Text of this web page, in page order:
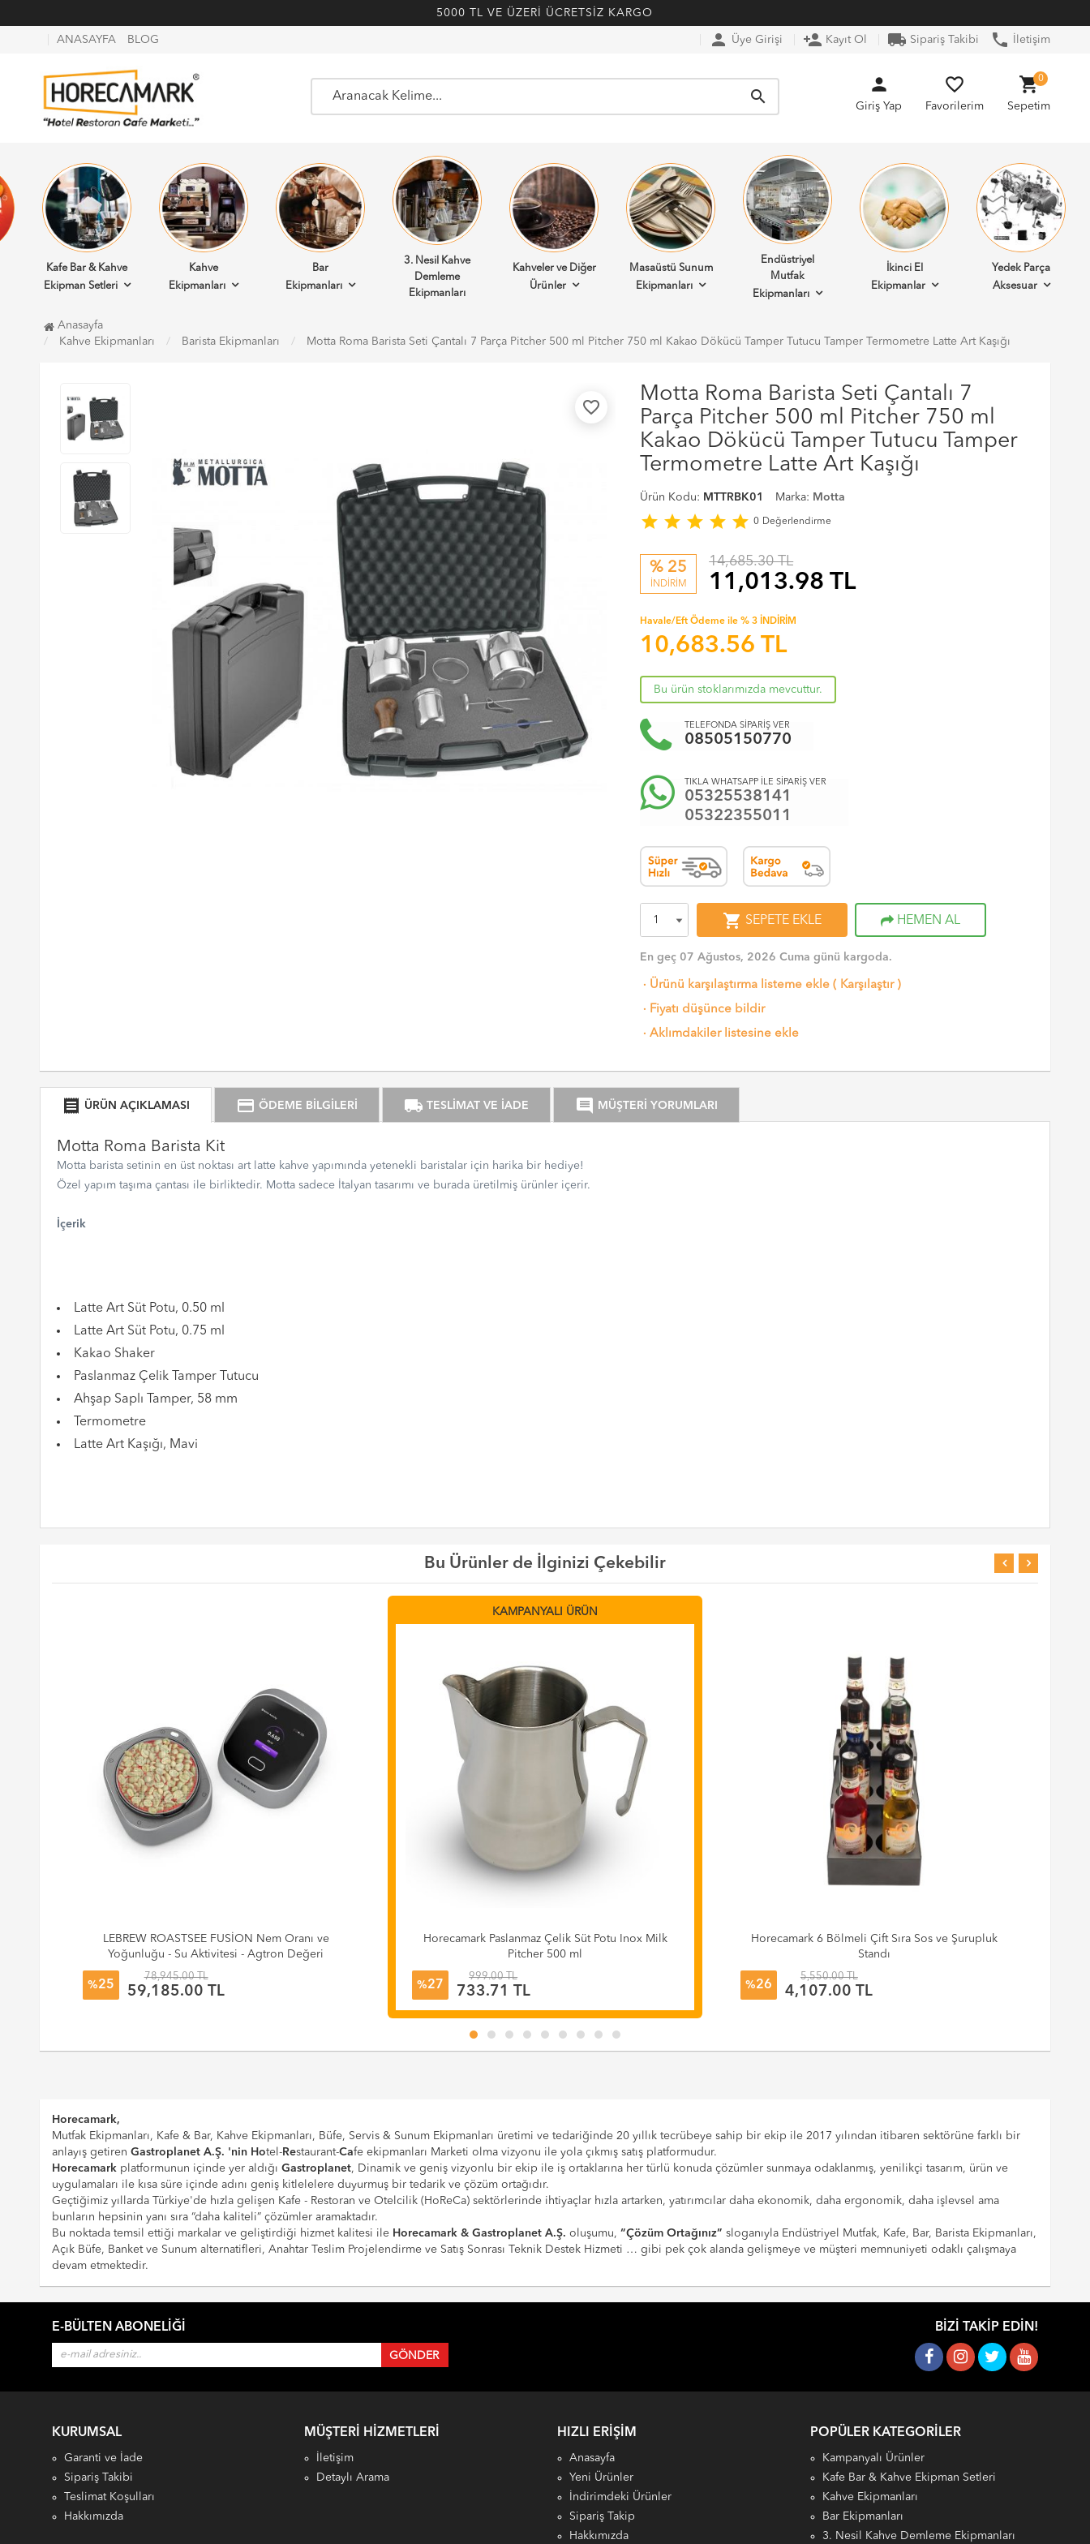
5000 TL VE ÜZERİ ÜCRETSİZ KARGO
ANASAYFA BLOG person Üye Girişi person_add Kayıt Ol local_shipping Sipariş Takibi phone İletişim
search
person
Giriş Yap
favorite_border
Favorilerim
shopping_cart
Sepetim
0
Kafe Bar & Kahve
Ekipman Setleri
Kahve
Ekipmanları
Bar
Ekipmanları
3. Nesil Kahve
Demleme
Ekipmanları
Kahveler ve Diğer
Ürünler
Masaüstü Sunum
Ekipmanları
Endüstriyel
Mutfak
Ekipmanları
İkinci El
Ekipmanlar
Yedek Parça
Aksesuar
Anasayfa
Kahve Ekipmanları
Barista Ekipmanları Motta Roma Barista Seti Çantalı 7 Parça Pitcher 500 ml Pitcher 750 ml Kakao Dökücü Tamper Tutucu Tamper Termometre Latte Art Kaşığı
favorite_border
Motta Roma Barista Seti Çantalı 7
Parça Pitcher 500 ml Pitcher 750 ml
Kakao Dökücü Tamper Tutucu Tamper
Termometre Latte Art Kaşığı
Ürün Kodu: MTTRBK01 Marka: Motta
star star star star star 0 Değerlendirme
% 25
İNDİRİM
14,685.30 TL
11,013.98 TL
Havale/Eft Ödeme ile % 3 İNDİRİM
10,683.56 TL
Bu ürün stoklarımızda mevcuttur.
TELEFONDA SİPARİŞ VER
08505150770
TIKLA WHATSAPP İLE SİPARİŞ VER
05325538141
05322355011
shopping_cart SEPETE EKLE HEMEN AL
En geç 07 Ağustos, 2026 Cuma günü kargoda.
· Ürünü karşılaştırma listeme ekle ( Karşılaştır)
· Fiyatı düşünce bildir
·Aklımdakiler listesine ekle
receipt ÜRÜN AÇIKLAMASI credit_card ÖDEME BİLGİLERİ local_shipping TESLİMAT VE İADE comment MÜŞTERİ YORUMLARI
Motta Roma Barista Kit
Motta barista setinin en üst noktası art latte kahve yapımında yetenekli baristalar için harika bir hediye!
Özel yapım taşıma çantası ile birliktedir. Motta sadece İtalyan tasarımı ve burada üretilmiş ürünler içerir.
İçerik
Latte Art Süt Potu, 0.50 ml
Latte Art Süt Potu, 0.75 ml
Kakao Shaker
Paslanmaz Çelik Tamper Tutucu
Ahşap Saplı Tamper, 58 mm
Termometre
Latte Art Kaşığı, Mavi
Bu Ürünler de İlginizi Çekebilir
LEBREW ROASTSEE FUSİON Nem Oranı ve
Yoğunluğu - Su Aktivitesi - Agtron Değeri
%25
78,945.00 TL
59,185.00 TL
KAMPANYALI ÜRÜN
Horecamark Paslanmaz Çelik Süt Potu Inox Milk
Pitcher 500 ml
%27
999.00 TL
733.71 TL
Horecamark 6 Bölmeli Çift Sıra Sos ve Şurupluk
Standı
%26
5,550.00 TL
4,107.00 TL
Horecamark,
Mutfak Ekipmanları, Kafe & Bar, Kahve Ekipmanları, Büfe, Servis & Sunum Ekipmanları üretimi ve tedariğinde 20 yıllık tecrübeye sahip bir ekip ile 2017 yılından itibaren sektörüne farklı bir
anlayış getiren Gastroplanet A.Ş. 'nin Hotel-Restaurant-Cafe ekipmanları Marketi olma vizyonu ile yola çıkmış satış platformudur.
Horecamarkplatformunun içinde yer aldığı Gastroplanet, Dinamik ve geniş vizyonlu bir ekip ile iş ortaklarına her türlü konuda çözümler sunmaya odaklanmış, yenilikçi tasarım, ürün ve
uygulamaları ile kısa süre içinde adını geniş kitlelelere duyurmuş bir tedarik ve çözüm ortağıdır.
Geçtiğimiz yıllarda Türkiye'de hızla gelişen Kafe - Restoran ve Otelcilik (HoReCa) sektörlerinde ihtiyaçlar hızla artarken, yatırımcılar daha ekonomik, daha ergonomik, daha işlevsel ama
bunların hepsinin yanı sıra “daha kaliteli” çözümler aramaktadır.
Bu noktada temsil ettiği markalar ve geliştirdiği hizmet kalitesi ile Horecamark & Gastroplanet A.Ş. oluşumu, “Çözüm Ortağınız” sloganıyla Endüstriyel Mutfak, Kafe, Bar, Barista Ekipmanları,
Açık Büfe, Banket ve Sunum alternatifleri, Anahtar Teslim Projelendirme ve Satış Sonrası Teknik Destek Hizmeti … gibi pek çok alanda gelişmeye ve müşteri memnuniyeti odaklı çalışmaya
devam etmektedir.
E-BÜLTEN ABONELIĞI BIZI TAKIP EDIN!
KURUMSAL
Garanti ve İade
Sipariş Takibi
Teslimat Koşulları
Hakkımızda
MÜŞTERI HIZMETLERI
İletişim
Detaylı Arama
HIZLI ERIŞIM
Anasayfa
Yeni Ürünler
İndirimdeki Ürünler
Sipariş Takip
Hakkımızda
POPÜLER KATEGORILER
Kampanyalı Ürünler
Kafe Bar & Kahve Ekipman Setleri
Kahve Ekipmanları
Bar Ekipmanları
3. Nesil Kahve Demleme Ekipmanları